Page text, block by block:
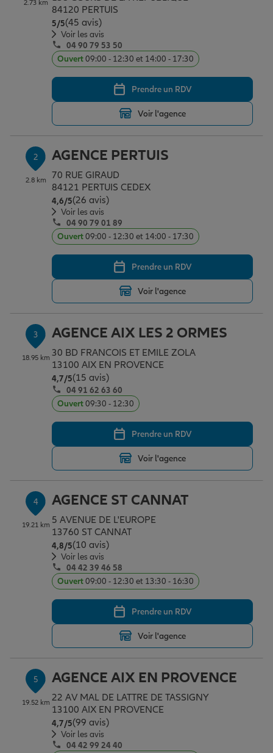
Assurance emprunteur
Prévoyance et dépendance
Assurance animal de compagnie
Protection de la famille
Protection juridique
Épargne & retraite
Plan épargne retraite
Assurance vie
Placements financiers
Investissements immobiliers
Transmission
Vos projets
Partir en vacances
Déménager
Changer de voiture
Départ à la retraite
Conseil assurance
Outre-mer
Assurance auto
Assurance habitation
Garantie des accidents de la vie
Assurance scolaire
Protection juridique
Retraite
Tous nos devis d'assurance
Professionnels
Allianz en France
2.73 km
84120 PERTUIS
5/5Note de 5 sur 5
(45 avis)
Voir les avis
04 90 79 53 50
Ouvert09:00 - 12:30 et 14:00 - 17:30
Prendre un RDV
Voir l'agence
2
2.8 km
AGENCE PERTUIS
70 RUE GIRAUD
84121 PERTUIS CEDEX
4,6/5Note de 4.6 sur 5
(26 avis)
Voir les avis
04 90 79 01 89
Ouvert09:00 - 12:30 et 14:00 - 17:30
Prendre un RDV
Voir l'agence
3
18.95 km
AGENCE AIX LES 2 ORMES
30 BD FRANCOIS ET EMILE ZOLA
13100 AIX EN PROVENCE
4,7/5Note de 4.7 sur 5
(15 avis)
04 91 62 63 60
Ouvert09:30 - 12:30
Prendre un RDV
Voir l'agence
4
19.21 km
AGENCE ST CANNAT
5 AVENUE DE L'EUROPE
13760 ST CANNAT
4,8/5Note de 4.8 sur 5
(10 avis)
Voir les avis
04 42 39 46 58
Ouvert09:00 - 12:30 et 13:30 - 16:30
Prendre un RDV
Voir l'agence
5
19.52 km
AGENCE AIX EN PROVENCE
22 AV MAL DE LATTRE DE TASSIGNY
13100 AIX EN PROVENCE
4,7/5Note de 4.7 sur 5
(99 avis)
Voir les avis
04 42 99 24 40